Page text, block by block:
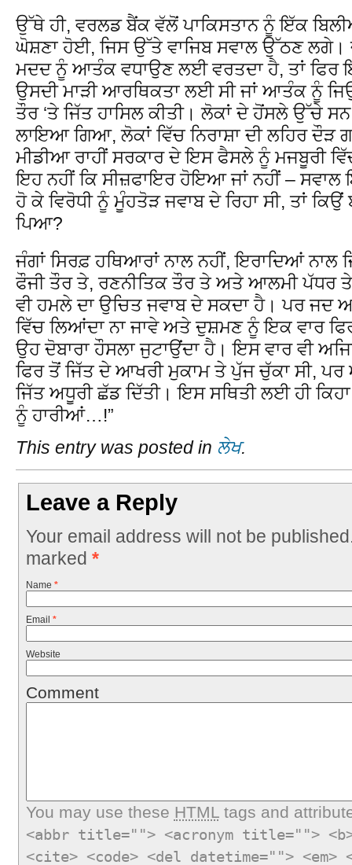
ਉੱਥੇ ਹੀ, ਵਰਲਡ ਬੈਂਕ ਵੱਲੋਂ ਪਾਕਿਸਤਾਨ ਨੂੰ ਇੱਕ
ਘੋਸ਼ਣਾ ਹੋਈ, ਜਿਸ ਉੱਤੇ ਵਾਜਿਬ ਸਵਾਲ ਉੱਠਣ ਲਗੇ।
ਮਦਦ ਨੂੰ ਆਤੰਕ ਵਧਾਉਣ ਲਈ ਵਰਤਦਾ ਹੈ, ਤਾਂ ਫਿਰ
ਉਸਦੀ ਮਾੜੀ ਆਰਥਿਕਤਾ ਲਈ ਸੀ ਜਾਂ ਆਤੰਕ ਨੂੰ
ਤੌਰ ‘ਤੇ ਜਿੱਤ ਹਾਸਿਲ ਕੀਤੀ। ਲੋਕਾਂ ਦੇ ਹੋਂਸਲੇ ਉੱਚੇ
ਲਾਇਆ ਗਿਆ, ਲੋਕਾਂ ਵਿੱਚ ਨਿਰਾਸ਼ਾ ਦੀ ਲਹਿਰ
ਮੀਡੀਆ ਰਾਹੀਂ ਸਰਕਾਰ ਦੇ ਇਸ ਫੈਸਲੇ ਨੂੰ ਮਜਬੂਰੀ
ਇਹ ਨਹੀਂ ਕਿ ਸੀਜ਼ਫਾਇਰ ਹੋਇਆ ਜਾਂ ਨਹੀਂ –
ਹੋ ਕੇ ਵਿਰੋਧੀ ਨੂੰ ਮੂੰਹਤੋੜ ਜਵਾਬ ਦੇ ਰਿਹਾ ਸੀ, ਤਾਂ
ਪਿਆ?
ਜੰਗਾਂ ਸਿਰਫ਼ ਹਥਿਆਰਾਂ ਨਾਲ ਨਹੀਂ, ਇਰਾਦਿਆਂ ਨਾਲ
ਫੌਜੀ ਤੌਰ ਤੇ, ਰਣਨੀਤਿਕ ਤੌਰ ਤੇ ਅਤੇ ਆਲਮੀ ਪੱਧਰ ਤੇ
ਵੀ ਹਮਲੇ ਦਾ ਉਚਿਤ ਜਵਾਬ ਦੇ ਸਕਦਾ ਹੈ। ਪਰ ਜਦ
ਵਿੱਚ ਲਿਆਂਦਾ ਨਾ ਜਾਵੇ ਅਤੇ ਦੁਸ਼ਮਣ ਨੂੰ ਇਕ ਵਾਰ
ਉਹ ਦੋਬਾਰਾ ਹੌਸਲਾ ਜੁਟਾਉਂਦਾ ਹੈ। ਇਸ ਵਾਰ ਵੀ
ਫਿਰ ਤੋਂ ਜਿੱਤ ਦੇ ਆਖਰੀ ਮੁਕਾਮ ਤੇ ਪੁੱਜ ਚੁੱਕਾ ਸੀ,
ਜਿੱਤ ਅਧੂਰੀ ਛੱਡ ਦਿੱਤੀ। ਇਸ ਸਥਿਤੀ ਲਈ ਹੀ
ਨੂੰ ਹਾਰੀਆਂ…!”
This entry was posted in ਲੇਖ.
Leave a Reply
Your email address will not be
marked *
Name *
Email *
Website
Comment
You may use these HTMLtags and
<abbr title=""> <acronym title="">
<cite> <code> <del datetime="">